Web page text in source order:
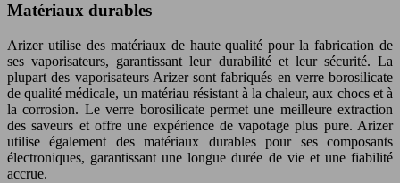
Matériaux durables
Arizer utilise des matériaux de haute qualité pour la fabrication de
ses vaporisateurs, garantissant leur durabilité et leur sécurité. La
plupart des vaporisateurs Arizer sont fabriqués en verre borosilicate
de qualité médicale, un matériau résistant à la chaleur, aux chocs et à
la corrosion. Le verre borosilicate permet une meilleure extraction
des saveurs et offre une expérience de vapotage plus pure. Arizer
utilise également des matériaux durables pour ses composants
électroniques, garantissant une longue durée de vie et une fiabilité
accrue.